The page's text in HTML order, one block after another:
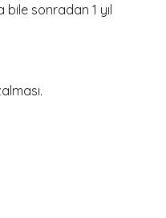
bile sonradan 1 yıl